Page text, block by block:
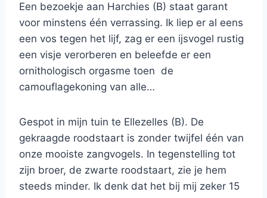
Een bezoekje aan Harchies (B) staat garant
voor minstens één verrassing. Ik liep er al eens
een vos tegen het lijf, zag er een ijsvogel rustig
een visje verorberen en beleefde er een
ornithologisch orgasme toen de
camouflagekoning van alle…
Gespot in mijn tuin te Ellezelles (B). De
gekraagde roodstaart is zonder twijfel één van
onze mooiste zangvogels. In tegenstelling tot
zijn broer, de zwarte roodstaart, zie je hem
steeds minder. Ik denk dat het bij mij zeker 15